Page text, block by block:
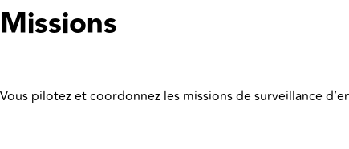
Missions
Vous pilotez et coordonnez les missions de surveillance